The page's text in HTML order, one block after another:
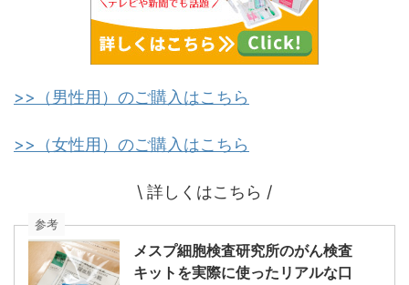
>>（男性用）のご購入はこちら
>>（女性用）のご購入はこちら
\ 詳しくはこちら /
参考
メスプ細胞検査研究所のがん検査
キットを実際に使ったリアルな口